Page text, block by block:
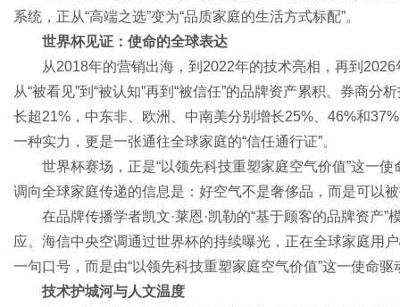
系统，正从“高端之选”变为“品质家庭的生活方式标配”。
世界杯见证：使命的全球表达
从2018年的营销出海，到2022年的技术亮相，再到
从“被看见”到“被认知”再到“被信任”的品牌资产累积。券商
长超21%，中东非、欧洲、中南美分别增长25%、46%和
一种实力，更是一张通往全球家庭的“信任通行证”。
世界杯赛场，正是“以领先科技重塑家庭空气价值”这一
调向全球家庭传递的信息是：好空气不是奢侈品，而是可以
在品牌传播学者凯文·莱恩·凯勒的“基于顾客的品牌资产
应。海信中央空调通过世界杯的持续曝光，正在全球家庭用
一句口号，而是由“以领先科技重塑家庭空气价值”这一使命
技术护城河与人文温度